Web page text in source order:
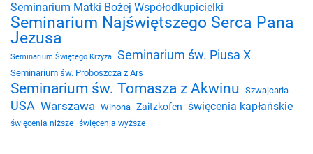
Seminarium Matki Bożej Współodkupicielki
Seminarium Najświętszego Serca Pana
Jezusa
Seminarium Świętego Krzyża Seminarium św. Piusa X
Seminarium św. Proboszcza z Ars
Seminarium św. Tomasza z Akwinu Szwajcaria
USA Warszawa Winona Zaitzkofen święcenia kapłańskie
święcenia niższe święcenia wyższe